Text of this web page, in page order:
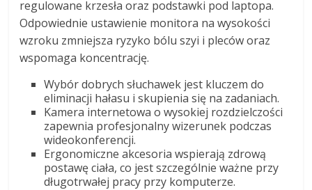
regulowane krzesła oraz podstawki pod laptopa.
Odpowiednie ustawienie monitora na wysokości
wzroku zmniejsza ryzyko bólu szyi i pleców oraz
wspomaga koncentrację.
Wybór dobrych słuchawek jest kluczem do
eliminacji hałasu i skupienia się na zadaniach.
Kamera internetowa o wysokiej rozdzielczości
zapewnia profesjonalny wizerunek podczas
wideokonferencji.
Ergonomiczne akcesoria wspierają zdrową
postawę ciała, co jest szczególnie ważne przy
długotrwałej pracy przy komputerze.